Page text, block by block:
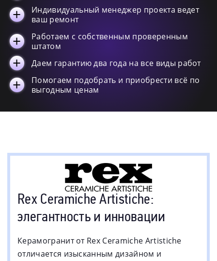
Индивидуальный менеджер проекта ведет
ваш ремонт
Работаем с собственным проверенным
штатом
Даем гарантию два года на все виды работ
Помогаем подобрать и приобрести всё по
выгодным ценам
Rex Ceramiche Artistiche:
элегантность и инновации
Керамогранит от Rex Ceramiche Artistiche
отличается изысканным дизайном и